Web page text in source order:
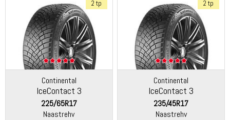
2 tp
Continental
IceContact 3
225/65R17
Naastrehv
2 tp
Continental
IceContact 3
235/45R17
Naastrehv